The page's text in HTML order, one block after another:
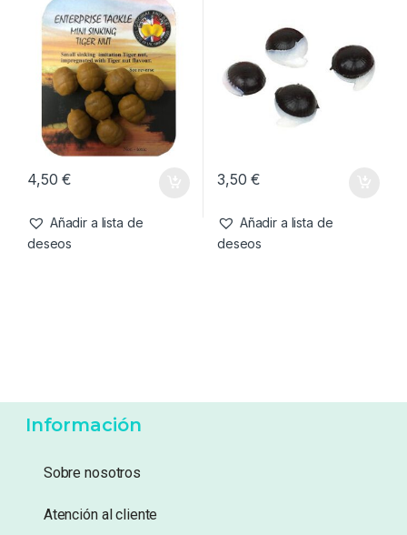
3,99€
Añadir a lista de
deseos
6,99€
Añadir a lista de
Cebo artificial
Enterprise Tackle Sinking
4,50€
deseos
Cebo artificial
Enterprise Tackle Artificial
3,50€